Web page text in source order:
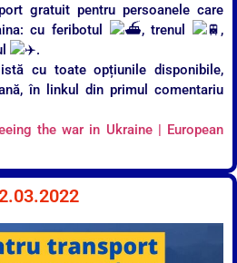
gratuit pentru persoanele care
cu feribotul
, trenul
,
.
cu toate opțiunile disponibile,
în linkul din primul comentariu
the war in Ukraine | European